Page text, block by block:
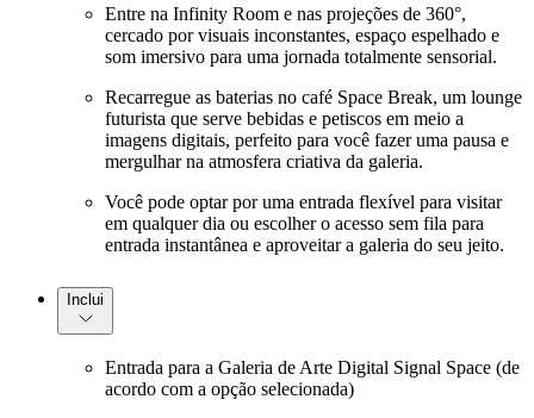
Entre na Infinity Room e nas projeções de 360°,
cercado por visuais inconstantes, espaço espelhado e
som imersivo para uma jornada totalmente sensorial.
Recarregue as baterias no café Space Break, um lounge
futurista que serve bebidas e petiscos em meio a
imagens digitais, perfeito para você fazer uma pausa e
mergulhar na atmosfera criativa da galeria.
Você pode optar por uma entrada flexível para visitar
em qualquer dia ou escolher o acesso sem fila para
entrada instantânea e aproveitar a galeria do seu jeito.
Inclui
Entrada para a Galeria de Arte Digital Signal Space (de
acordo com a opção selecionada)